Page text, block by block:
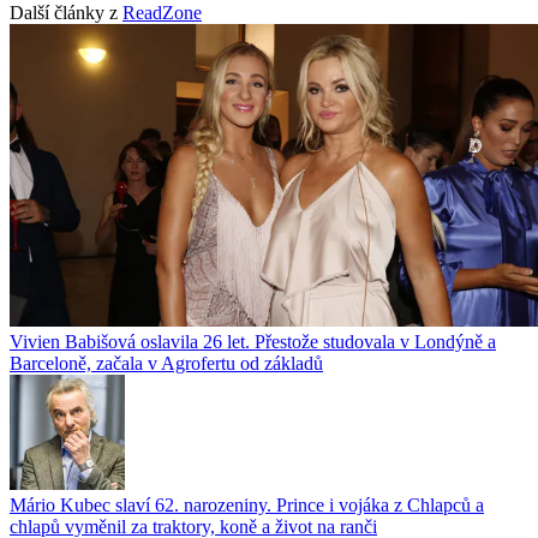
Další články z ReadZone
Vivien Babišová oslavila 26 let. Přestože studovala v Londýně a
Barceloně, začala v Agrofertu od základů
Mário Kubec slaví 62. narozeniny. Prince i vojáka z Chlapců a
chlapů vyměnil za traktory, koně a život na ranči